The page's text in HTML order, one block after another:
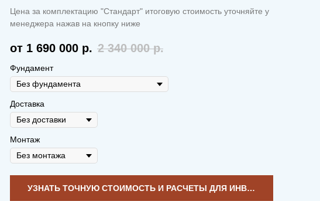
Цена за комплектацию "Стандарт" итоговую стоимость уточняйте у
менеджера нажав на кнопку ниже
от 1 690 000 р. 2 340 000 р.
Фундамент
Доставка
Монтаж
УЗНАТЬ ТОЧНУЮ СТОИМОСТЬ И РАСЧЕТЫ ДЛЯ ИНВЕСТИЦИЙ